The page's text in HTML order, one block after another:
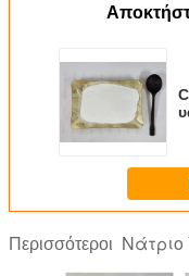
Περισσότεροι